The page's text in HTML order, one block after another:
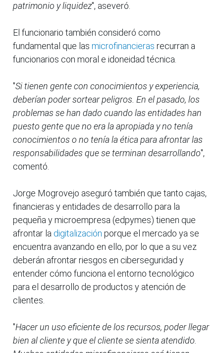
patrimonio y liquidez", aseveró.
El funcionario también consideró como
fundamental que las microfinancieras recurran a
funcionarios con moral e idoneidad técnica.
"Si tienen gente con conocimientos y experiencia,
deberían poder sortear peligros. En el pasado, los
problemas se han dado cuando las entidades han
puesto gente que no era la apropiada y no tenía
conocimientos o no tenía la ética para afrontar las
responsabilidades que se terminan desarrollando",
comentó.
Jorge Mogrovejo aseguró también que tanto cajas,
financieras y entidades de desarrollo para la
pequeña y microempresa (edpymes) tienen que
afrontar la digitalización porque el mercado ya se
encuentra avanzando en ello, por lo que a su vez
deberán afrontar riesgos en ciberseguridad y
entender cómo funciona el entorno tecnológico
para el desarrollo de productos y atención de
clientes.
"Hacer un uso eficiente de los recursos, poder llegar
bien al cliente y que el cliente se sienta atendido.